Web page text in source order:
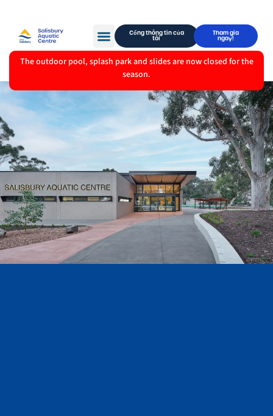
Cổng thông tin của
tôi
Tham gia
ngay!
The outdoor pool, splash park and slides are now closed for the
season.